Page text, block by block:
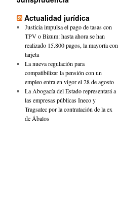
Actualidad jurídica
Justicia impulsa el pago de tasas con
TPV o Bizum: hasta ahora se han
realizado 15.800 pagos, la mayoría con
tarjeta
La nueva regulación para
compatibilizar la pensión con un
empleo entra en vigor el 28 de agosto
La Abogacía del Estado representará a
las empresas públicas Ineco y
Tragsatec por la contratación de la ex
de Ábalos